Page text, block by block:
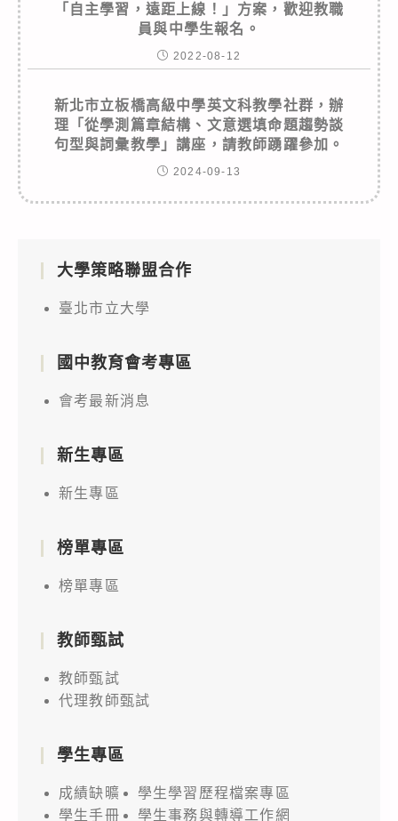
「自主學習，遠距上線！」方案，歡迎教職
員與中學生報名。
2022-08-12
新北市立板橋高級中學英文科教學社群，辦
理「從學測篇章結構、文意選填命題趨勢談
句型與詞彙教學」講座，請教師踴躍參加。
2024-09-13
大學策略聯盟合作
臺北市立大學
國中教育會考專區
會考最新消息
新生專區
新生專區
榜單專區
榜單專區
教師甄試
教師甄試
代理教師甄試
學生專區
成績缺曠
學生學習歷程檔案專區
學生手冊
學生事務與轉導工作網